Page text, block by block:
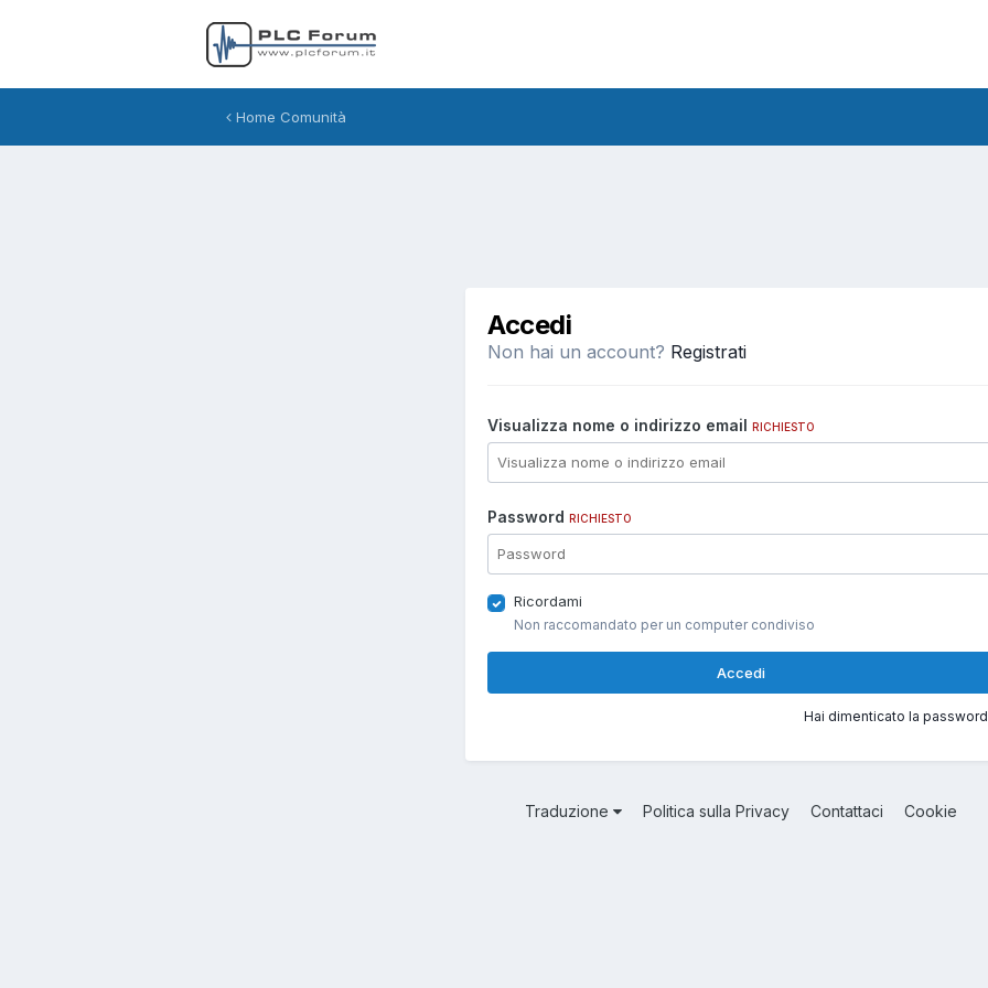
Home Comunità
Accedi
Non hai un account? Registrati
Visualizza nome o indirizzo email RICHIESTO
Password RICHIESTO
Ricordami
Non raccomandato per un computer condiviso
Accedi
Hai dimenticato la
Traduzione Politica sulla Privacy Contattaci Cookie